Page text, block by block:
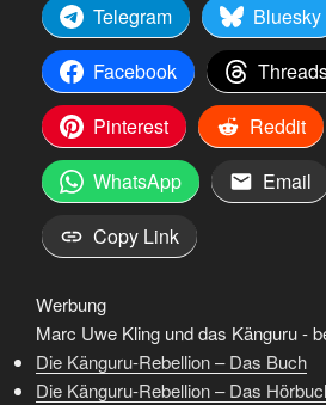
Telegram
Bluesky
Facebook
Pinterest
Reddit
WhatsApp
Email
Copy Link
Werbung
Marc Uwe Kling und das Känguru -
Die Känguru-Rebellion – Das Buch
Die Känguru-Rebellion – Das